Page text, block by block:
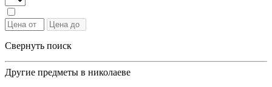
Свернуть поиск
Другие предметы в николаеве